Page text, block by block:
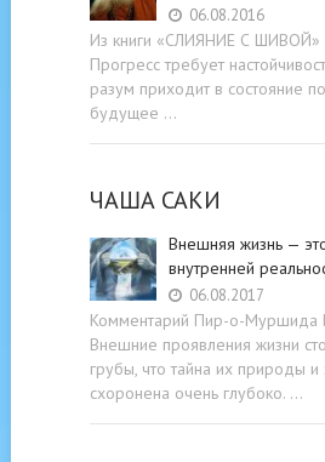
06.08.2016
Из книги «СЛИЯНИЕ С
Прогресс требует
разум приходит в состояние
будущее …
ЧАША САКИ
Внешняя жизнь —
внутренней
06.08.2017
Комментарий Пир-о-Муршида
Внешние проявления жизни
грубы, что тайна их природы и
схоронена очень глубоко. …